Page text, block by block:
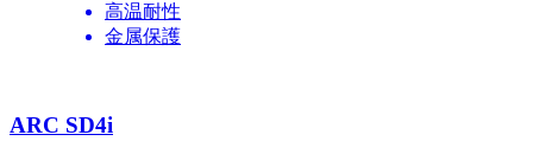
高温耐性
金属保護
ARC SD4i